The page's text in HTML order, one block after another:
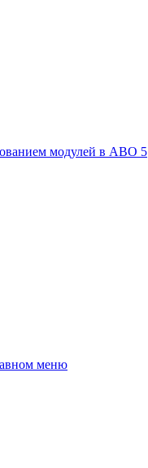
модулей в ABO 5
меню